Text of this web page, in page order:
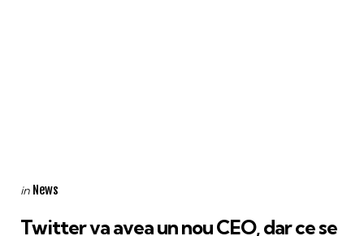
Categories
Posted
in News
Twitter va avea un nou CEO, dar ce se